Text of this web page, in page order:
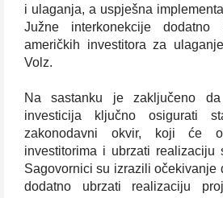
i ulaganja, a uspješna
Južne interkonekcije
američkih investitora za
Volz.
Na sastanku je zaključeno
investicija ključno osigurati
zakonodavni okvir, koji će
investitorima i ubrzati realizaciju
Sagovornici su izrazili očekivanje
dodatno ubrzati realizaciju